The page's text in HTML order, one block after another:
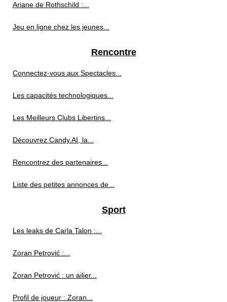
Ariane de Rothschild :...
Jeu en ligne chez les jeunes...
Rencontre
Connectez-vous aux Spectacles...
Les capacités technologiques...
Les Meilleurs Clubs Libertins...
Découvrez Candy.AI, la...
Rencontrez des partenaires...
Liste des petites annonces de...
Sport
Les leaks de Carla Talon :...
Zoran Petrović :...
Zoran Petrović : un ailier...
Profil de joueur : Zoran...